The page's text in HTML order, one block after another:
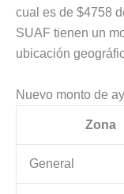
cual es de $4758
SUAF tienen un
ubicación
Nuevo monto de
Zona
General